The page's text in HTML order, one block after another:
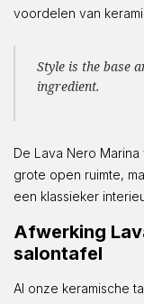
voordelen van
Style is the base
ingredient.
De Lava Nero
grote open ruimte,
een klassieker
Afwerking
salontafel
Al onze keramische